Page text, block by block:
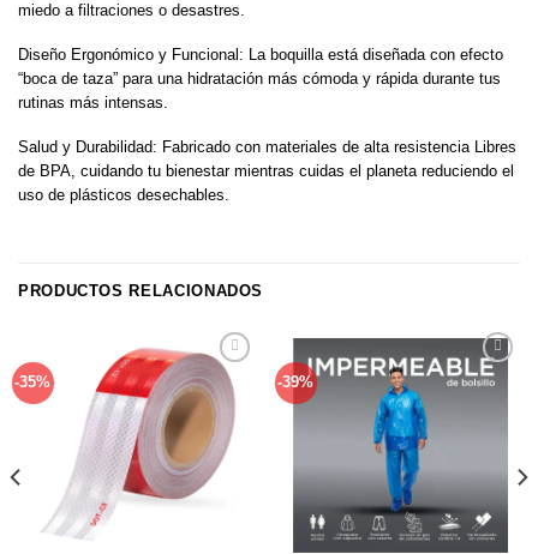
miedo a filtraciones o desastres.
Diseño Ergonómico y Funcional: La boquilla está diseñada con efecto
“boca de taza” para una hidratación más cómoda y rápida durante tus
rutinas más intensas.
Salud y Durabilidad: Fabricado con materiales de alta resistencia Libres
de BPA, cuidando tu bienestar mientras cuidas el planeta reduciendo el
uso de plásticos desechables.
PRODUCTOS RELACIONADOS
-35%
Añadir
a la
lista de
-39%
Añadir
a la